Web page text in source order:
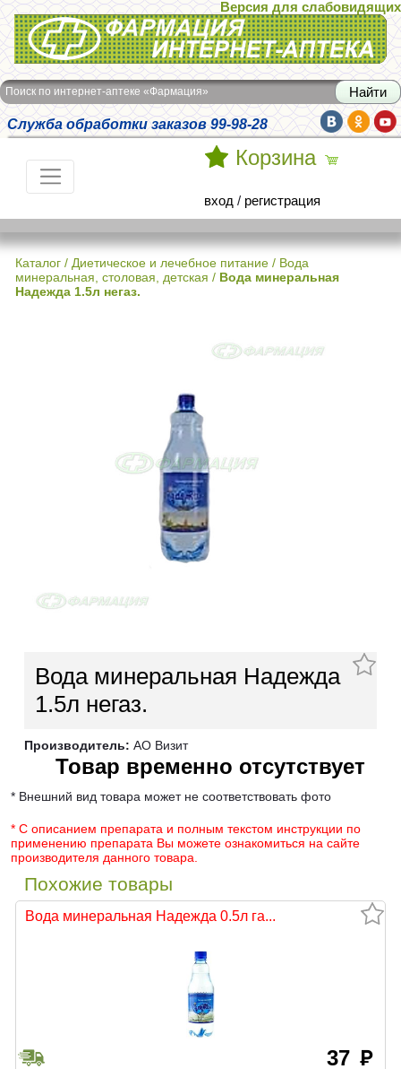
Интернет-аптека Фармация
Версия для слабовидящих
Поиск по интернет-аптеке «Фармация»
Служба обработки заказов 99-98-28
Корзина
вход / регистрация
Каталог / Диетическое и лечебное питание / Вода
минеральная, столовая, детская / Вода минеральная
Надежда 1.5л негаз.
Вода минеральная Надежда
1.5л негаз.
Производитель: АО Визит
Товар временно отсутствует
* Внешний вид товара может не соответствовать фото
* С описанием препарата и полным текстом инструкции по
применению препарата Вы можете ознакомиться на сайте
производителя данного товара.
Похожие товары
Вода минеральная Надежда 0.5л га...
37 руб